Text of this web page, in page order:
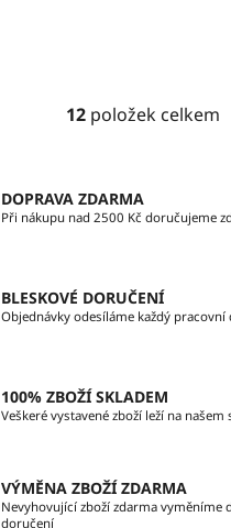
O
á
d
í
p
k
y
p
i
12 položek celkem
DOPRAVA ZDARMA
Při nákupu nad 2500 Kč doručujeme
BLESKOVÉ DORUČENÍ
Objednávky odesíláme každý pracovní
100% ZBOŽÍ SKLADEM
Veškeré vystavené zboží leží na našem
VÝMĚNA ZBOŽÍ ZDARMA
Nevyhovující zboží zdarma vyměníme
doručení